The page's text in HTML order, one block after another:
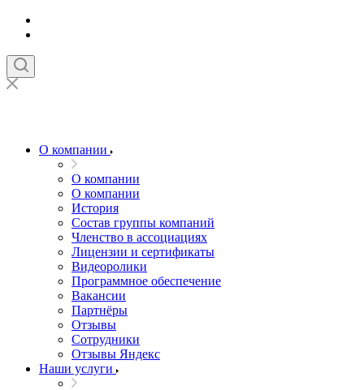
О компании
О компании
О компании
История
Состав группы компаний
Членство в ассоциациях
Лицензии и сертификаты
Видеоролики
Программное обеспечение
Вакансии
Партнёры
Отзывы
Сотрудники
Отзывы Яндекс
Наши услуги